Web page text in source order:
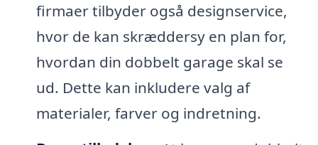
firmaer tilbyder også designservice,
hvor de kan skræddersy en plan for,
hvordan din dobbelt garage skal se
ud. Dette kan inkludere valg af
materialer, farver og indretning.